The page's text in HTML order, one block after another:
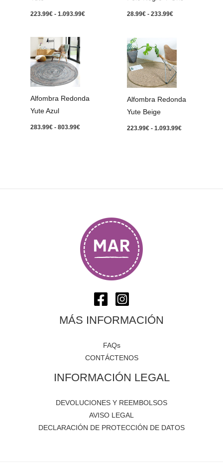
223.99€ - 1.093.99€ 28.99€ - 233.99€
Alfombra Redonda
Yute Azul
283.99€ - 803.99€
de
precios:
desde
Alfombra Redonda
Yute Beige
223.99€ - 1.093.99€
MÁS INFORMACIÓN
FAQs
CONTÁCTENOS
INFORMACIÓN LEGAL
DEVOLUCIONES Y REEMBOLSOS
AVISO LEGAL
DECLARACIÓN DE PROTECCIÓN DE DATOS